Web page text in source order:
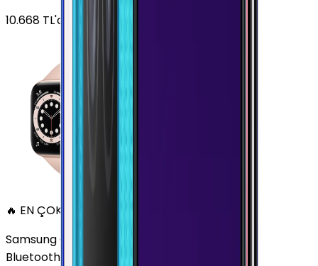
10.668 TL'den
🔥 EN ÇOK SATAN
Samsung Galaxy Watch 7 Alüminyum 40 mm
Bluetooth Wi-Fi Yeşil